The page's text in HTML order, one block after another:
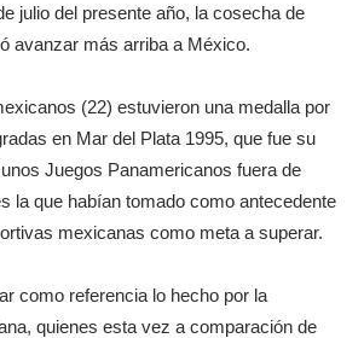
julio del presente año, la cosecha de
avanzar más arriba a México.
(22) estuvieron una medalla por
en Mar del Plata 1995, que fue su
Juegos Panamericanos fuera de
la que habían tomado como antecedente
mexicanas como meta a superar.
como referencia lo hecho por la
quienes esta vez a comparación de